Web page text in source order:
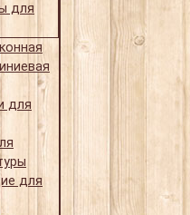
для
для
для